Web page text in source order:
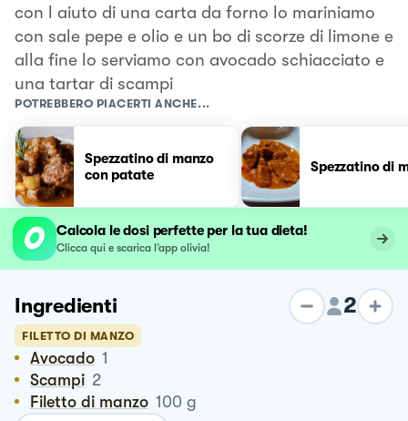
con l aiuto di una carta da forno lo mariniamo
con sale pepe e olio e un bo di scorze di limone e
alla fine lo serviamo con avocado schiacciato e
una tartar di scampi
POTREBBERO PIACERTI ANCHE...
Spezzatino di manzo
con patate
Spezzatino di
Calcola le dosi perfette per la tua dieta!
Clicca qui e scarica l’app olivia!
Ingredienti 2
FILETTO DI MANZO
Avocado 1
Scampi 2
Filetto di manzo 100 g